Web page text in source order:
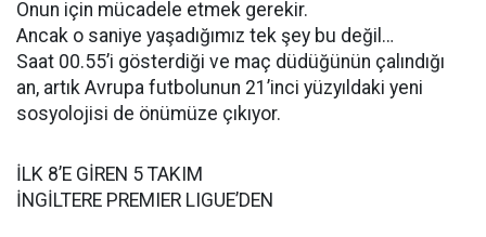
Onun için mücadele etmek gerekir.
Ancak o saniye yaşadığımız tek şey bu değil…
Saat 00.55’i gösterdiği ve maç düdüğünün çalındığı
an, artık Avrupa futbolunun 21’inci yüzyıldaki yeni
sosyolojisi de önümüze çıkıyor.
İLK 8’E GİREN 5 TAKIM
İNGİLTERE PREMIER LIGUE’DEN